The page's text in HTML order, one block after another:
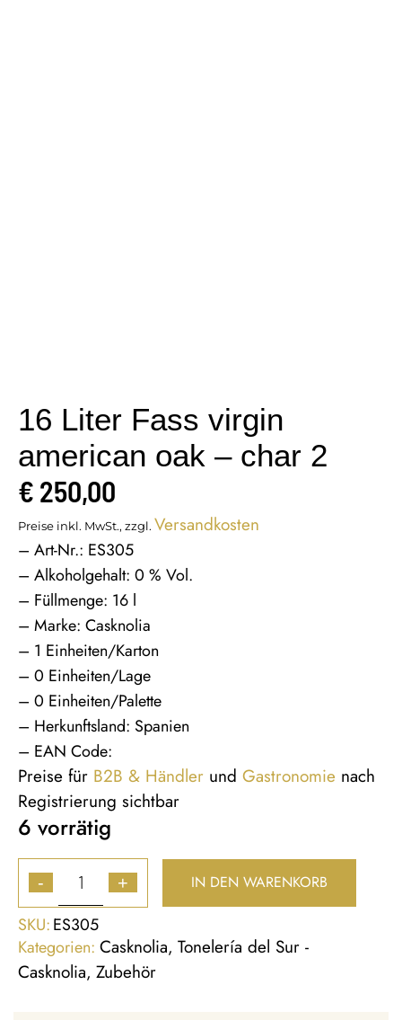
16 Liter Fass virgin
american oak – char 2
€ 250,00
Preise inkl. MwSt., zzgl. Versandkosten
– Art-Nr.: ES305
– Alkoholgehalt: 0 % Vol.
– Füllmenge: 16 l
– Marke: Casknolia
– 1 Einheiten/Karton
– 0 Einheiten/Lage
– 0 Einheiten/Palette
– Herkunftsland: Spanien
– EAN Code:
Preise für B2B & Händler und Gastronomie nach
Registrierung sichtbar
6 vorrätig
- + IN DEN WARENKORB
SKU:ES305
Kategorien: Casknolia, Tonelería del Sur -
Casknolia, Zubehör